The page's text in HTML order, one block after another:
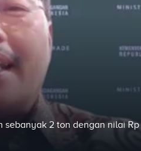
sebanyak 2 ton dengan nilai